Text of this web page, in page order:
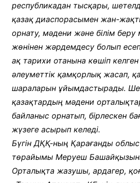
республикадан тысқары,
қазақ диаспорасымен жан-
орнату, мәдени және білім беру
жөнінен жәрдемдесу болып
ақ тарихи отанына көшіп
әлеуметтік қамқорлық жасап,
шараларын ұйымдастырады.
қазақтардың мәдени
байланыс орнатып, бірлескен
жүзеге асырып келеді.
Бүгін ДҚҚ-ның Қарағанды
төрайымы Меруеш
Орталықта жазушы, ардагер,